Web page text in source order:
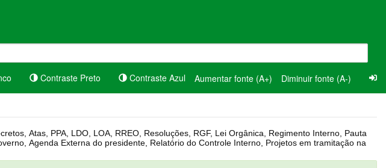
Contraste Preto Contraste Azul Aumentar fonte (A+) Diminuir fonte (A-)